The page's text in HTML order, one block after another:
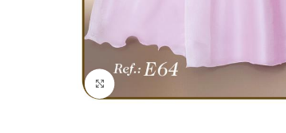
Click to enlarge